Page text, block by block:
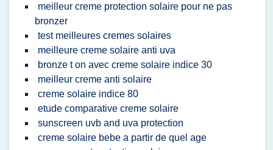
meilleur creme protection solaire pour ne pas
bronzer
test meilleures cremes solaires
meilleure creme solaire anti uva
bronze t on avec creme solaire indice 30
meilleur creme anti solaire
creme solaire indice 80
etude comparative creme solaire
sunscreen uvb and uva protection
creme solaire bebe a partir de quel age